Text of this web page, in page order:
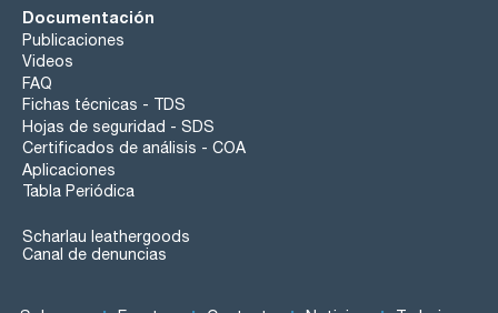
Documentación
Publicaciones
Videos
FAQ
Fichas técnicas - TDS
Hojas de seguridad - SDS
Certificados de análisis - COA
Aplicaciones
Tabla Periódica
Scharlau leathergoods
Canal de denuncias